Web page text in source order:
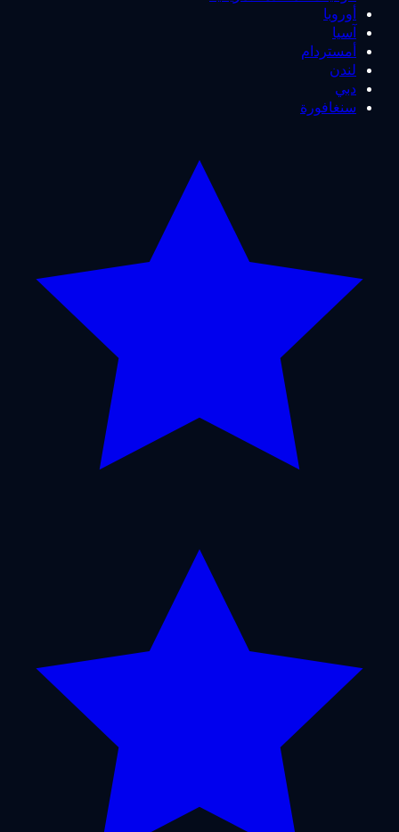
أوروبا
آسيا
أمستردام
لندن
دبي
سنغافورة